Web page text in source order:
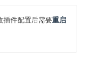
插件配置后需要重启